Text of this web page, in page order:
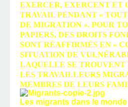
EXERCER, EXERCENT ET
TRAVAIL PENDANT «
DE MIGRATION ». POUR
PAPIERS, DES DROITS
SONT RÉAFFIRMÉS EN «
SITUATION DE
LAQUELLE SE
LES TRAVAILLEURS
MEMBRES DE LEURS
Les migrants dans le monde